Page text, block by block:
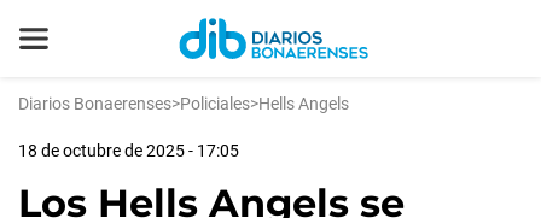
Diarios Bonaerenses>Policiales>Hells Angels
18 de octubre de 2025 - 17:05
Los Hells Angels se